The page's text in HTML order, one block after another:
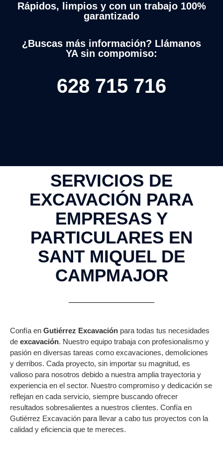
Rápidos, limpios y con un trabajo 100%
garantizado
¿Buscas más información? Llámanos
YA sin compomiso:
628 715 716
SERVICIOS DE
EXCAVACIÓN PARA
EMPRESAS Y
PARTICULARES EN
SANT MIQUEL DE
CAMPMAJOR
Confía en Gutiérrez Excavación para todas tus necesidades
de excavación. Nuestro equipo trabaja con profesionalismo y
pasión en diversas tareas como excavaciones, demoliciones
y derribos. Cada proyecto, sin importar su magnitud, es
valioso para nosotros debido a nuestra amplia trayectoria y
experiencia en el sector. Nuestro compromiso y dedicación se
reflejan en cada servicio, siempre buscando ofrecer
resultados sobresalientes a nuestros clientes. Confía en
Gutiérrez Excavación para llevar a cabo tus proyectos con la
calidad y eficiencia que te mereces.